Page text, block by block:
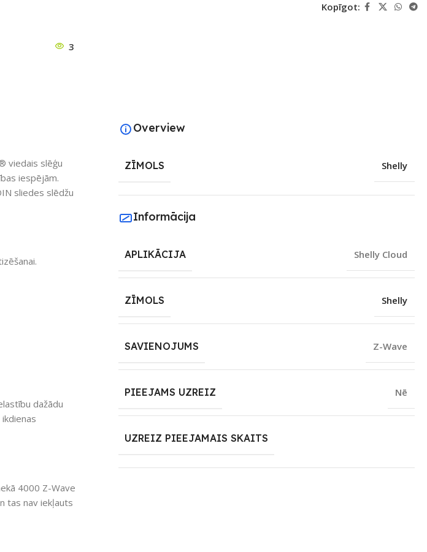
Kopīgot:
3
viedais slēģu
iespējām.
sliedes slēdžu
dažādu
4000 Z-Wave
tas nav iekļauts
Overview
ZĪMOLS Shelly
Informācija
APLIKĀCIJA Shelly Cloud
ZĪMOLS Shelly
SAVIENOJUMS Z-Wave
PIEEJAMS UZREIZ Nē
UZREIZ PIEEJAMAIS SKAITS